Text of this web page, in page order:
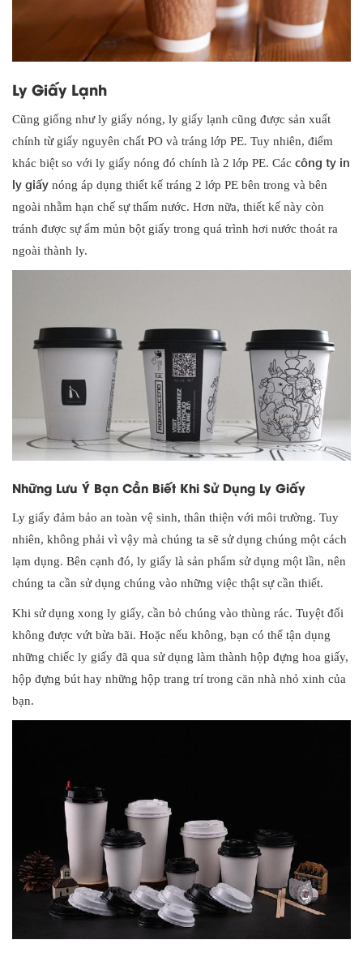
Ly Giấy Lạnh
Cũng giống như ly giấy nóng, ly giấy lạnh cũng được sản xuất
chính từ giấy nguyên chất PO và tráng lớp PE. Tuy nhiên, điểm
khác biệt so với ly giấy nóng đó chính là 2 lớp PE. Các công ty in
ly giấy nóng áp dụng thiết kế tráng 2 lớp PE bên trong và bên
ngoài nhằm hạn chế sự thấm nước. Hơn nữa, thiết kế này còn
tránh được sự ẩm mủn bột giấy trong quá trình hơi nước thoát ra
ngoài thành ly.
Những Lưu Ý Bạn Cần Biết Khi Sử Dụng Ly Giấy
Ly giấy đảm bảo an toàn vệ sinh, thân thiện với môi trường. Tuy
nhiên, không phải vì vậy mà chúng ta sẽ sử dụng chúng một cách
lạm dụng. Bên cạnh đó, ly giấy là sản phẩm sử dụng một lần, nên
chúng ta cần sử dụng chúng vào những việc thật sự cần thiết.
Khi sử dụng xong ly giấy, cần bỏ chúng vào thùng rác. Tuyệt đối
không được vứt bừa bãi. Hoặc nếu không, bạn có thể tận dụng
những chiếc ly giấy đã qua sử dụng làm thành hộp đựng hoa giấy,
hộp đựng bút hay những hộp trang trí trong căn nhà nhỏ xinh của
bạn.